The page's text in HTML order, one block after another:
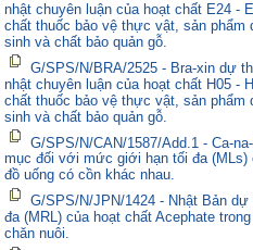
nhật chuyên luận của hoạt chất E24 -
chất thuốc bảo vệ thực vật, sản phẩm
sinh và chất bảo quản gỗ.
G/SPS/N/BRA/2525 - Bra-xin dự
nhật chuyên luận của hoạt chất H05 -
chất thuốc bảo vệ thực vật, sản phẩm
sinh và chất bảo quản gỗ.
G/SPS/N/CAN/1587/Add.1 - Ca-
mục đối với mức giới hạn tối đa (MLs)
đồ uống có cồn khác nhau.
G/SPS/N/JPN/1424 - Nhật Bản
đa (MRL) của hoạt chất Acephate
chăn nuôi.